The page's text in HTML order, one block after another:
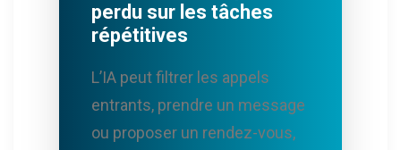
perdu sur les tâches
répétitives
L’IA peut filtrer les appels
entrants, prendre un message
ou proposer un rendez-vous,